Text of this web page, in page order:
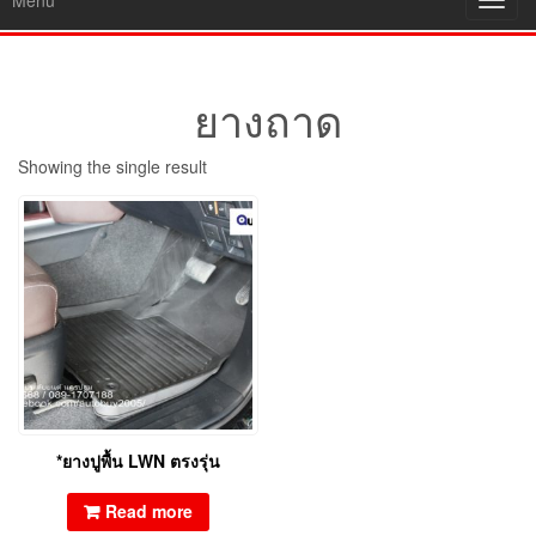
ยางถาด
Showing the single result
*ยางปูพื้น LWN ตรงรุ่น
Read more